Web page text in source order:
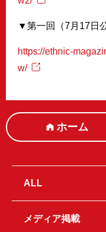
▼第一回（7月17日
https://ethnic-
w/
ホーム
ALL
メディア掲載